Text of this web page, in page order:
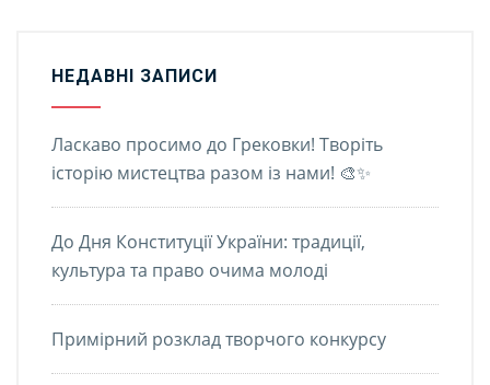
НЕДАВНІ ЗАПИСИ
Ласкаво просимо до Грековки! Творіть
історію мистецтва разом із нами! 🎨✨
До Дня Конституції України: традиції,
культура та право очима молоді
Примірний розклад творчого конкурсу